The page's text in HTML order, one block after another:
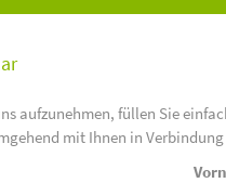
aufzunehmen, füllen Sie
mit Ihnen in